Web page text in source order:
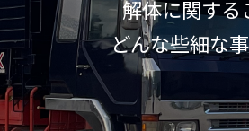
解体に関する
どんな些細な